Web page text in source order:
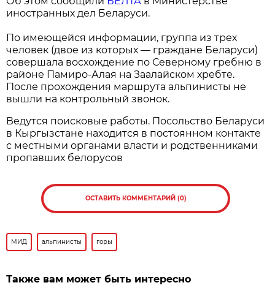
иностранных дел Беларуси.
По имеющейся информации, группа из трех
человек (двое из которых — граждане Беларуси)
совершала восхождение по Северному гребню в
районе Памиро-Алая на Заалайском хребте.
После прохождения маршрута альпинисты не
вышли на контрольный звонок.
Ведутся поисковые работы. Посольство Беларуси
в Кыргызстане находится в постоянном контакте
с местными органами власти и родственниками
пропавших белорусов
ОСТАВИТЬ КОММЕНТАРИЙ (0)
МИД альпинисты горы
Также вам может быть интересно